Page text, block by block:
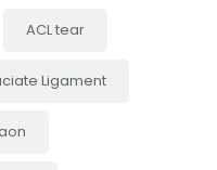
ACL tear
Ligament